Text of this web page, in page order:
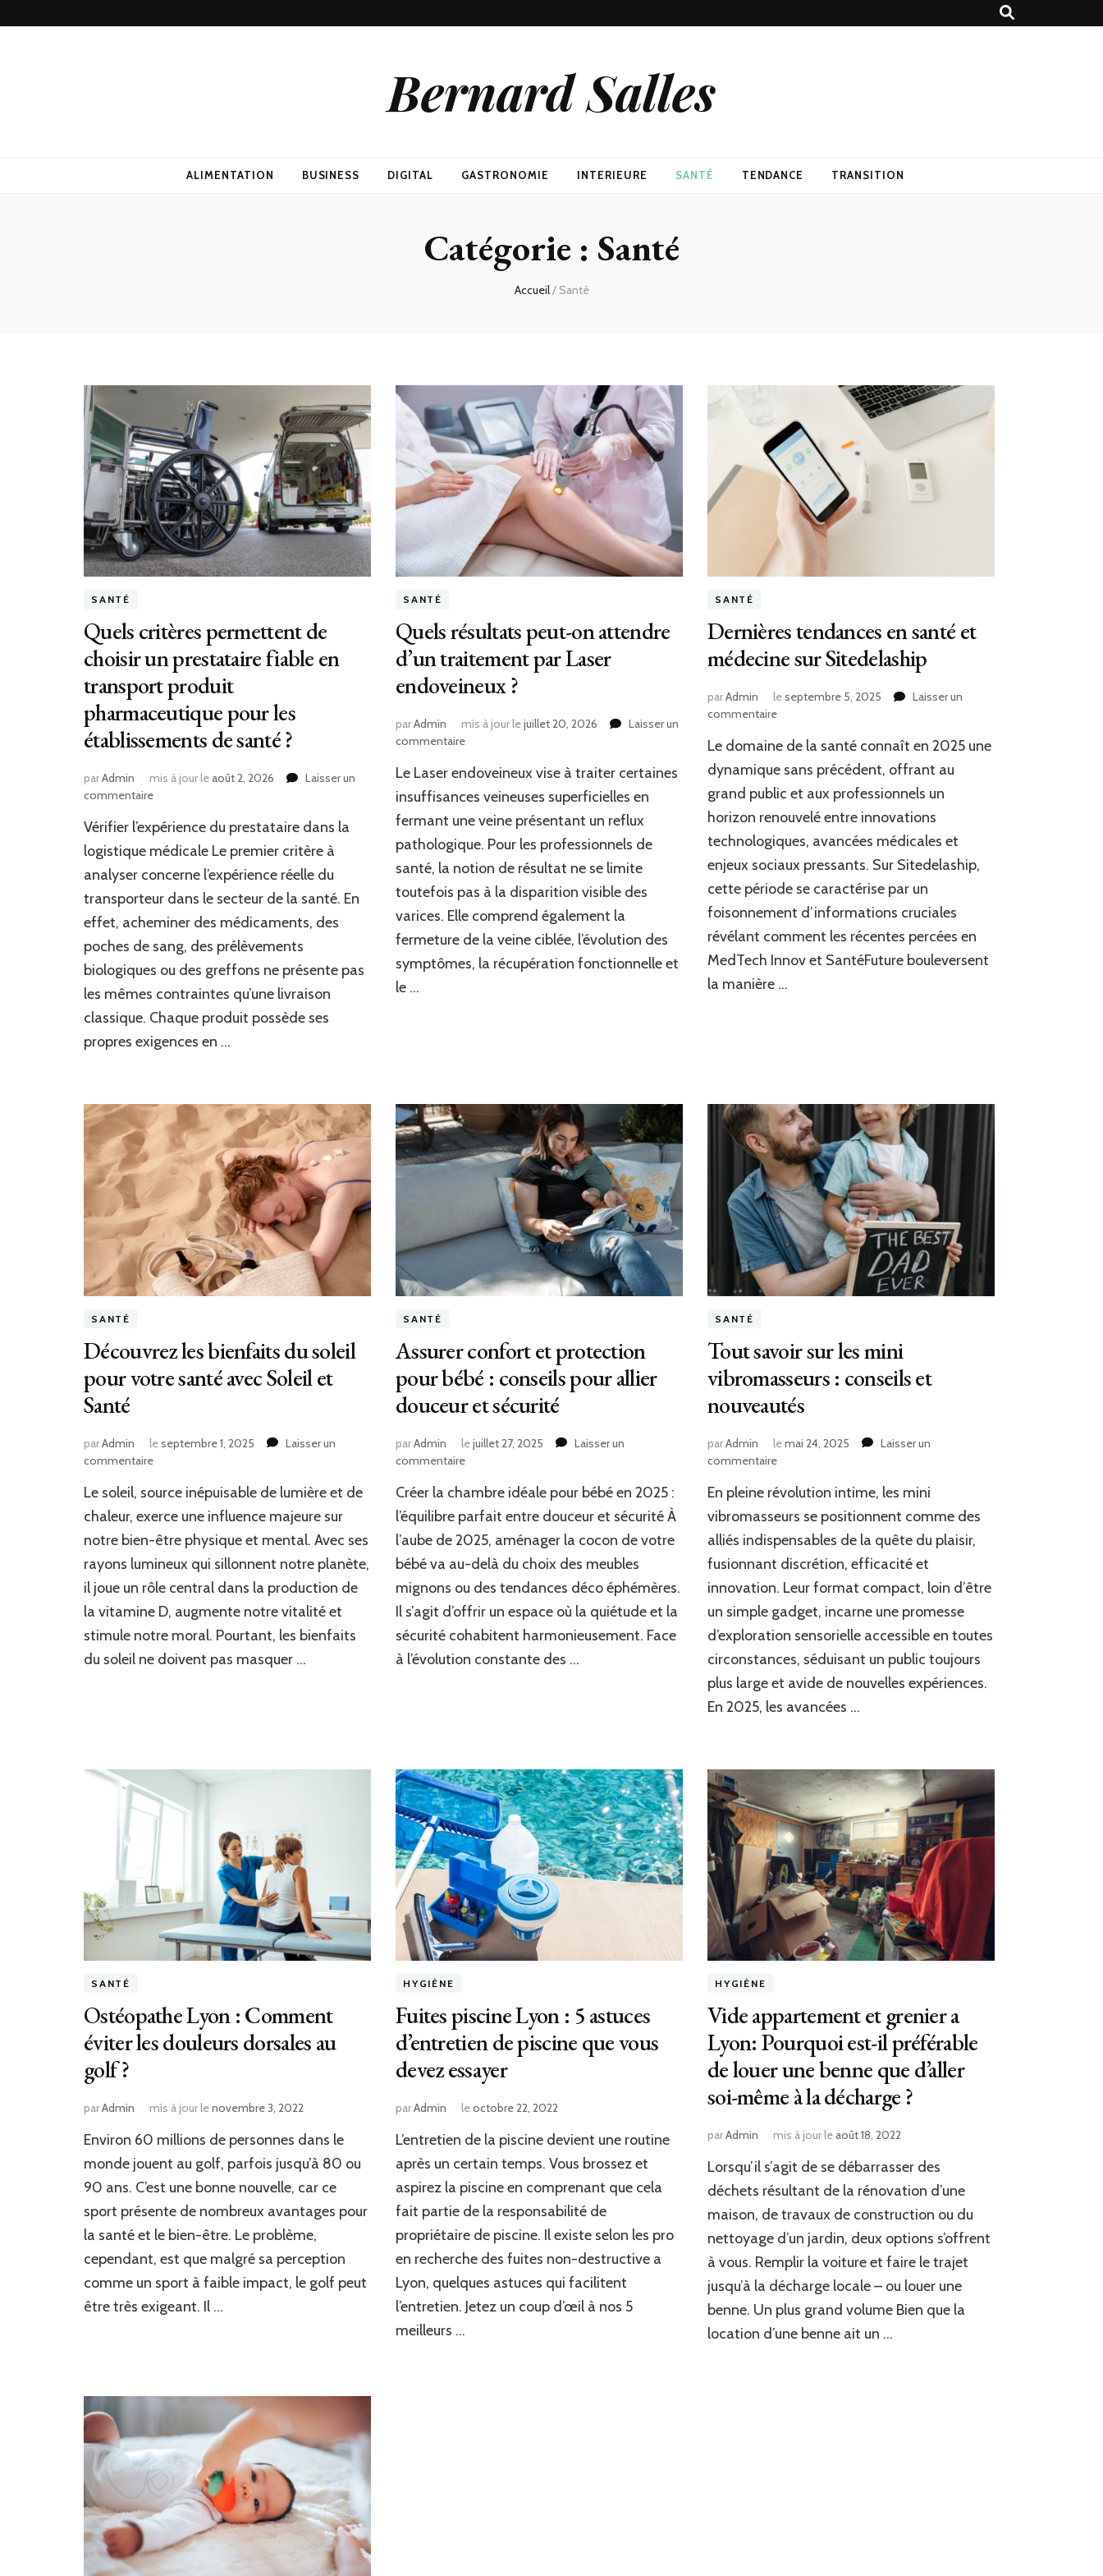
Bernard Salles
ALIMENTATION BUSINESS DIGITAL GASTRONOMIE INTERIEURE SANTÉ TENDANCE TRANSITION
Catégorie : Santé
Accueil/ Santé
SANTÉ
Quels critères permettent de
choisir un prestataire fiable en
transport produit
pharmaceutique pour les
établissements de santé ?
parAdmin mis à jour leaoût 2, 2026
Laisser un
commentairesur
critères
permettent
choisir
un
prestataire
en
transport
pharmaceutique
pour
les
établissements
?
Vérifier l’expérience du prestataire dans la
logistique médicale Le premier critère à
analyser concerne l’expérience réelle du
transporteur dans le secteur de la santé. En
effet, acheminer des médicaments, des
poches de sang, des prélèvements
biologiques ou des greffons ne présente pas
les mêmes contraintes qu’une livraison
classique. Chaque produit possède ses
propres exigences en …
SANTÉ
Quels résultats peut-on attendre
d’un traitement par Laser
endoveineux ?
parAdmin mis à jour lejuillet 20, 2026
Laisser un
commentairesur
résultats
peut-
attendre
d’un
traitement
Laser
endoveineux
Le Laser endoveineux vise à traiter certaines
insuffisances veineuses superficielles en
fermant une veine présentant un reflux
pathologique. Pour les professionnels de
santé, la notion de résultat ne se limite
toutefois pas à la disparition visible des
varices. Elle comprend également la
fermeture de la veine ciblée, l’évolution des
symptômes, la récupération fonctionnelle et
le …
SANTÉ
Dernières tendances en santé et
médecine sur Sitedelaship
parAdmin leseptembre 5, 2025
Laisser un
commentairesur
tendances
en
et
médecine
Sitedelaship
Le domaine de la santé connaît en 2025 une
dynamique sans précédent, offrant au
grand public et aux professionnels un
horizon renouvelé entre innovations
technologiques, avancées médicales et
enjeux sociaux pressants. Sur Sitedelaship,
cette période se caractérise par un
foisonnement d’informations cruciales
révélant comment les récentes percées en
MedTech Innov et SantéFuture bouleversent
la manière …
SANTÉ
Découvrez les bienfaits du soleil
pour votre santé avec Soleil et
Santé
parAdmin leseptembre 1, 2025
Laisser un
commentairesur
les
bienfaits
soleil
pour
votre
santé
avec
Soleil
Santé
Le soleil, source inépuisable de lumière et de
chaleur, exerce une influence majeure sur
notre bien-être physique et mental. Avec ses
rayons lumineux qui sillonnent notre planète,
il joue un rôle central dans la production de
la vitamine D, augmente notre vitalité et
stimule notre moral. Pourtant, les bienfaits
du soleil ne doivent pas masquer …
SANTÉ
Assurer confort et protection
pour bébé : conseils pour allier
douceur et sécurité
parAdmin lejuillet 27, 2025
Laisser un
commentairesur
confort
et
pour
bébé
conseils
pour
allier
et
Créer la chambre idéale pour bébé en 2025 :
l’équilibre parfait entre douceur et sécurité À
l’aube de 2025, aménager la cocon de votre
bébé va au-delà du choix des meubles
mignons ou des tendances déco éphémères.
Il s’agit d’offrir un espace où la quiétude et la
sécurité cohabitent harmonieusement. Face
à l’évolution constante des …
SANTÉ
Tout savoir sur les mini
vibromasseurs : conseils et
nouveautés
parAdmin lemai 24, 2025
Laisser un
commentairesur
savoir
sur
mini
vibromasseurs
conseils
et
nouveautés
En pleine révolution intime, les mini
vibromasseurs se positionnent comme des
alliés indispensables de la quête du plaisir,
fusionnant discrétion, efficacité et
innovation. Leur format compact, loin d’être
un simple gadget, incarne une promesse
d’exploration sensorielle accessible en toutes
circonstances, séduisant un public toujours
plus large et avide de nouvelles expériences.
En 2025, les avancées …
SANTÉ
Ostéopathe Lyon : Comment
éviter les douleurs dorsales au
golf ?
parAdmin mis à jour lenovembre 3, 2022
Environ 60 millions de personnes dans le
monde jouent au golf, parfois jusqu’à 80 ou
90 ans. C’est une bonne nouvelle, car ce
sport présente de nombreux avantages pour
la santé et le bien-être. Le problème,
cependant, est que malgré sa perception
comme un sport à faible impact, le golf peut
être très exigeant. Il …
HYGIÈNE
Fuites piscine Lyon : 5 astuces
d’entretien de piscine que vous
devez essayer
parAdmin leoctobre 22, 2022
L’entretien de la piscine devient une routine
après un certain temps. Vous brossez et
aspirez la piscine en comprenant que cela
fait partie de la responsabilité de
propriétaire de piscine. Il existe selon les pro
en recherche des fuites non-destructive a
Lyon, quelques astuces qui facilitent
l’entretien. Jetez un coup d’œil à nos 5
meilleurs …
HYGIÈNE
Vide appartement et grenier a
Lyon: Pourquoi est-il préférable
de louer une benne que d’aller
soi-même à la décharge ?
parAdmin mis à jour leaoût 18, 2022
Lorsqu’il s’agit de se débarrasser des
déchets résultant de la rénovation d’une
maison, de travaux de construction ou du
nettoyage d’un jardin, deux options s’offrent
à vous. Remplir la voiture et faire le trajet
jusqu’à la décharge locale – ou louer une
benne. Un plus grand volume Bien que la
location d’une benne ait un …